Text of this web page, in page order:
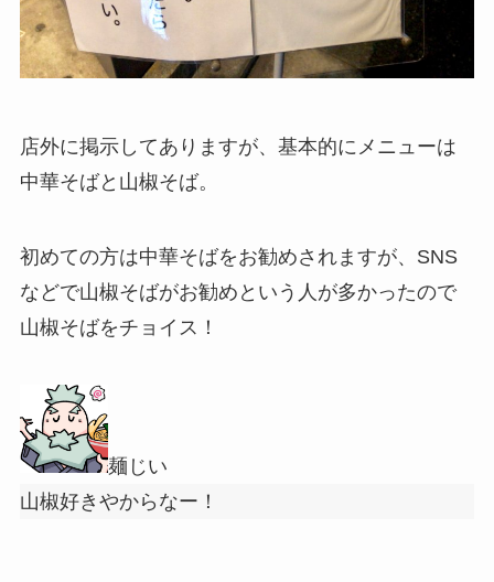
店外に掲示してありますが、基本的にメニューは
中華そばと山椒そば。
初めての方は中華そばをお勧めされますが、SNS
などで山椒そばがお勧めという人が多かったので
山椒そばをチョイス！
麺じい
山椒好きやからなー！